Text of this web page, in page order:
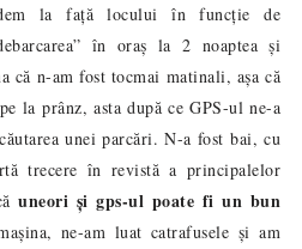
la față locului în funcție de
în oraș la 2 noaptea și
că n-am fost tocmai matinali, așa că
la prânz, asta după ce GPS-ul ne-a
unei parcări. N-a fost bai, cu
trecere în revistă a principalelor
uneori și gps-ul poate fi un bun
ne-am luat catrafusele și am